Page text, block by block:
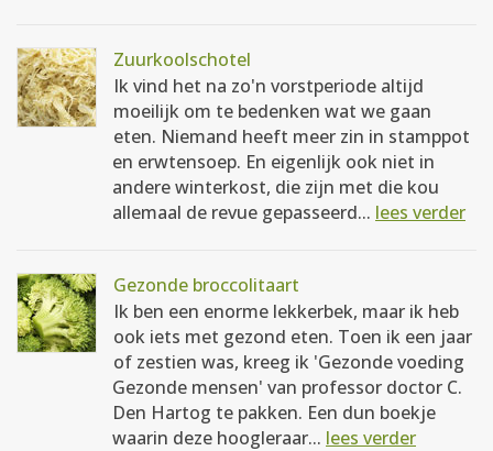
Zuurkoolschotel
Ik vind het na zo'n vorstperiode altijd
moeilijk om te bedenken wat we gaan
eten. Niemand heeft meer zin in stamppot
en erwtensoep. En eigenlijk ook niet in
andere winterkost, die zijn met die kou
allemaal de revue gepasseerd... lees verder
Gezonde broccolitaart
Ik ben een enorme lekkerbek, maar ik heb
ook iets met gezond eten. Toen ik een jaar
of zestien was, kreeg ik 'Gezonde voeding
Gezonde mensen' van professor doctor C.
Den Hartog te pakken. Een dun boekje
waarin deze hoogleraar... lees verder